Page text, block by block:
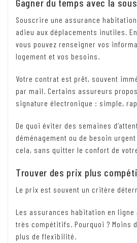
Gagner du temps avec la
Souscrire une assurance
adieu aux déplacements inutiles.
vous pouvez renseigner vos
logement et vos besoins.
Votre contrat est prêt, souvent
par mail. Certains assureurs
signature électronique : simple,
De quoi éviter des semaines
déménagement ou de besoin
cela, sans quitter le confort de
Trouver des prix plus
Le prix est souvent un critère
Les assurances habitation en
très compétitifs. Pourquoi ? Moins
plus de flexibilité.